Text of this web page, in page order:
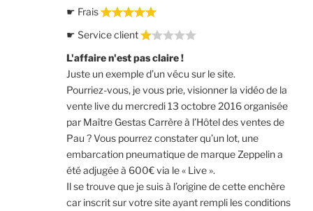
☛ Frais
☛ Service client
L'affaire n'est pas claire !
Juste un exemple d’un vécu sur le site.
Pourriez-vous, je vous prie, visionner la vidéo de la
vente live du mercredi 13 octobre 2016 organisée
par Maître Gestas Carrère à l’Hôtel des ventes de
Pau ? Vous pourrez constater qu’un lot, une
embarcation pneumatique de marque Zeppelin a
été adjugée à 600€ via le « Live ».
Il se trouve que je suis à l’origine de cette enchère
car inscrit sur votre site ayant rempli les conditions